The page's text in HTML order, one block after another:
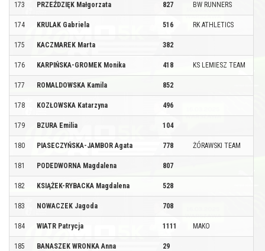
173 PRZEŹDZIĘK Małgorzata 827 BW RUNNERS
174 KRULAK Gabriela 516 RK ATHLETICS
175 KACZMAREK Marta 382
176 KARPIŃSKA-GROMEK Monika 418 KS LEMIESZ TEAM
177 ROMALDOWSKA Kamila 852
178 KOZŁOWSKA Katarzyna 496
179 BZURA Emilia 104
180 PIASECZYŃSKA-JAMBOR Agata 778 ŻÓRAWSKI TEAM
181 PODEDWORNA Magdalena 807
182 KSIĄŻEK-RYBACKA Magdalena 528
183 NOWACZEK Jagoda 708
184 WIATR Patrycja 1111 MAKO
185 BANASZEK WRONKA Anna 29